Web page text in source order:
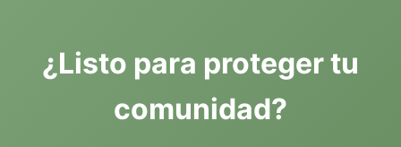
¿Listo para proteger tu
comunidad?